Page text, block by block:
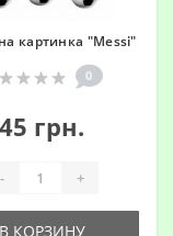
картинка "Messi"
0
45 грн.
- +
В КОРЗИНУ